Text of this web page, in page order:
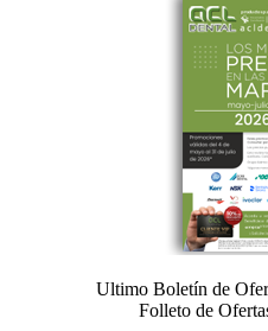
Ultimo Boletín de
Folleto de